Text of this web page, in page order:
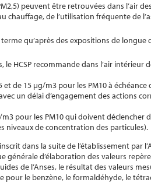
peuvent être retrouvées dans l’air
chauffage, de l’utilisation fréquente de
qu’après des expositions de
HCSP recommande dans l’air intérieur
de 15 μg/m3 pour les PM10 à échéance
un délai d’engagement des actions
pour les PM10 qui doivent
niveaux de concentration des particules).
dans la suite de l’établissement par
d’élaboration des valeurs
de l’Anses, le résultat des valeurs
pour le benzène, le formaldéhyde, le